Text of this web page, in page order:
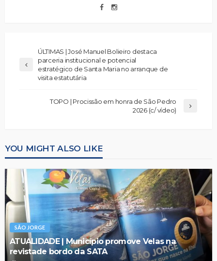
ÚLTIMAS | José Manuel Bolieiro destaca
parceria institucional e potencial
estratégico de Santa Maria no arranque de
visita estatutária
TOPO | Procissão em honra de São Pedro
2026 (c/ vídeo)
YOU MIGHT ALSO LIKE
SÃO JORGE
ATUALIDADE | Município promove Velas na
revistade bordo da SATA